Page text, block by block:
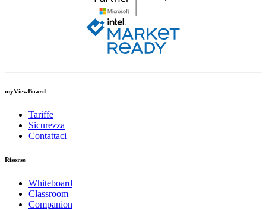
myViewBoard
Tariffe
Sicurezza
Contattaci
Risorse
Whiteboard
Classroom
Companion